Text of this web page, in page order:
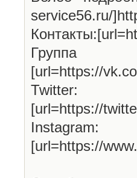
service56.ru/
[url=https://
Twitter:
[url=https://
Instagram:
[url=https://